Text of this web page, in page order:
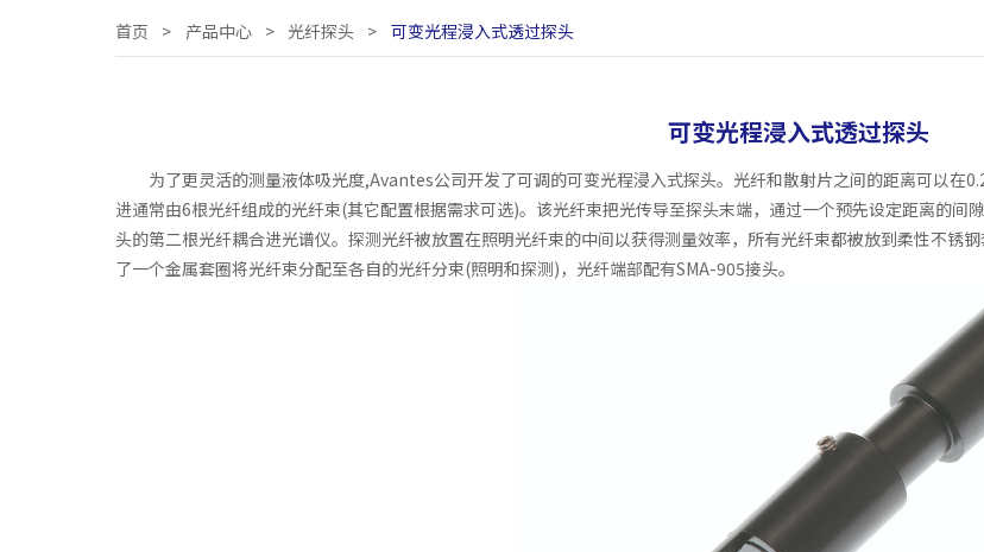
首页 > 产品中心 > 光纤探头 > 可变光程浸入式透过探头
可变光程浸入式透过探头
为了更灵活的测量液体吸光度,Avantes公司开发了可调的可变光程浸入式探头。光纤和散射片之间的距离可以在
进通常由6根光纤组成的光纤束(其它配置根据需求可选)。该光纤束把光传导至探头末端，通过一个预先设定距离的间
头的第二根光纤耦合进光谱仪。探测光纤被放置在照明光纤束的中间以获得测量效率，所有光纤束都被放到柔性不锈
了一个金属套圈将光纤束分配至各自的光纤分束(照明和探测)，光纤端部配有SMA-905接头。